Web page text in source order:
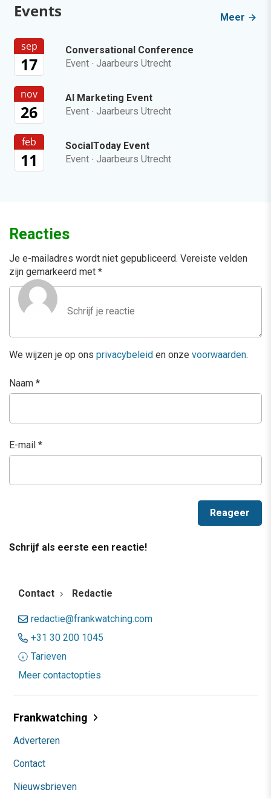
Events Meer
sep
17
Conversational Conference
Event · Jaarbeurs Utrecht
nov
26
AI Marketing Event
Event · Jaarbeurs Utrecht
feb
11
SocialToday Event
Event · Jaarbeurs Utrecht
Reacties
Je e-mailadres wordt niet gepubliceerd. Vereiste velden
zijn gemarkeerd met *
We wijzen je op ons privacybeleid en onze voorwaarden.
Naam *
E-mail *
Schrijf als eerste een reactie!
Contact Redactie
redactie@frankwatching.com
+31 30 200 1045
Tarieven
Meer contactopties
Frankwatching
Adverteren
Contact
Nieuwsbrieven